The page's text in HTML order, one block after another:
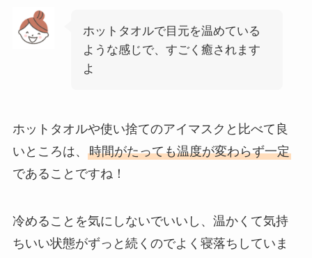
ホットタオルで目元を温めている
ような感じで、すごく癒されます
よ
ホットタオルや使い捨てのアイマスクと比べて良
いところは、 時間がたっても温度が変わらず一定
であることですね！
冷めることを気にしないでいいし、温かくて気持
ちいい状態がずっと続くのでよく寝落ちしていま